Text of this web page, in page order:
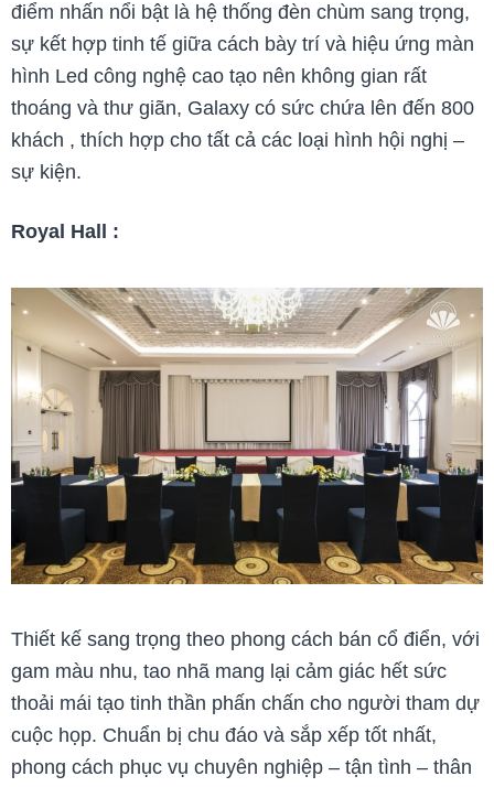
điểm nhấn nổi bật là hệ thống đèn chùm sang trọng,
sự kết hợp tinh tế giữa cách bày trí và hiệu ứng màn
hình Led công nghệ cao tạo nên không gian rất
thoáng và thư giãn, Galaxy có sức chứa lên đến 800
khách , thích hợp cho tất cả các loại hình hội nghị –
sự kiện.
Royal Hall :
Thiết kế sang trọng theo phong cách bán cổ điển, với
gam màu nhu, tao nhã mang lại cảm giác hết sức
thoải mái tạo tinh thần phấn chấn cho người tham dự
cuộc họp. Chuẩn bị chu đáo và sắp xếp tốt nhất,
phong cách phục vụ chuyên nghiệp – tận tình – thân